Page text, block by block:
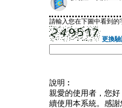
請輸入您在下圖中看到的
更換
說明︰
親愛的使用者，您
續使用本系統。感謝